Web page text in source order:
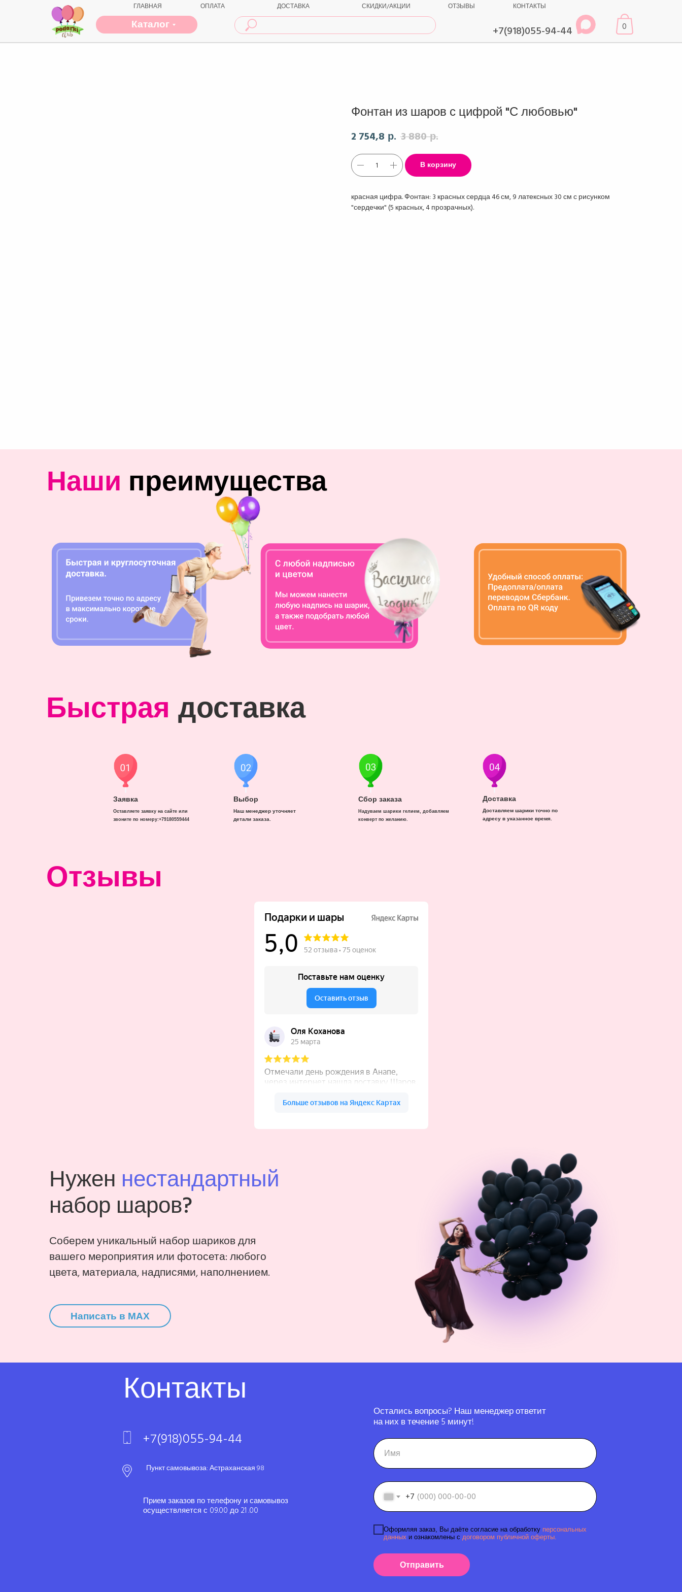
+7(918)055-94-44
ОПЛАТА
ГЛАВНАЯ СКИДКИ/АКЦИИ
ДОСТАВКА ОТЗЫВЫ КОНТАКТЫ
0
Каталог
Фонтан из шаров с цифрой "С любовью"
2 754,8 р. 3 880 р.
В корзину
красная цифра. Фонтан: 3 красных сердца 46 см, 9 латексных 30 см с рисунком
"сердечки" (5 красных, 4 прозрачных).
Наши преимущества
Доставка
Доставляем шарики точно по
адресу в указанное время.
Быстрая доставка
Сбор заказа
Надуваем шарики гелием, добавляем
конверт по желанию.
Заявка
Оставляете заявку на сайте или
звоните по номеру:+79180559444
Выбор
Наш менеджер уточняет
детали заказа.
Отзывы
Нужен нестандартный
набор шаров?
Соберем уникальный набор шариков для
вашего мероприятия или фотосета: любого
цвета, материала, надписями, наполнением.
Написать в MAX
+7
Оформляя заказ, Вы даёте согласие на обработку персональных
данных и ознакомлены с договором публичной оферты.
Отправить
Контакты
Пункт самовывоза: Астраханская 98
+7(918)055-94-44
Прием заказов по телефону и самовывоз
осуществляется с 09.00 до 21 .00
Остались вопросы? Наш менеджер ответит
на них в течение 5 минут!